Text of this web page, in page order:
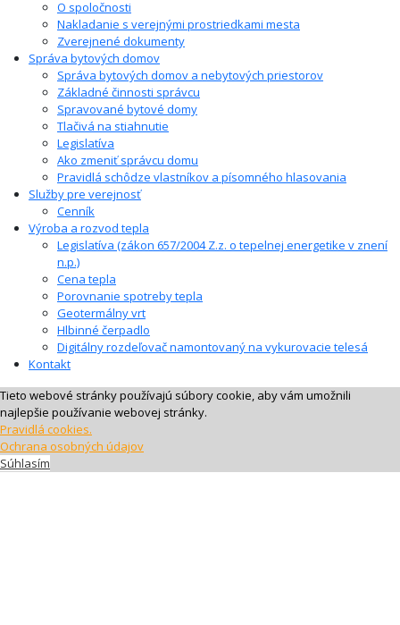
O spoločnosti
Nakladanie s verejnými prostriedkami mesta
Zverejnené dokumenty
Správa bytových domov
Správa bytových domov a nebytových priestorov
Základné činnosti správcu
Spravované bytové domy
Tlačivá na stiahnutie
Legislatíva
Ako zmeniť správcu domu
Pravidlá schôdze vlastníkov a písomného hlasovania
Služby pre verejnosť
Cenník
Výroba a rozvod tepla
Legislatíva (zákon 657/2004 Z.z. o tepelnej energetike v znení
n.p.)
Cena tepla
Porovnanie spotreby tepla
Geotermálny vrt
Hlbinné čerpadlo
Digitálny rozdeľovač namontovaný na vykurovacie telesá
Kontakt
Tieto webové stránky používajú súbory cookie, aby vám umožnili
najlepšie používanie webovej stránky.
Pravidlá cookies.
Ochrana osobných údajov
Súhlasím